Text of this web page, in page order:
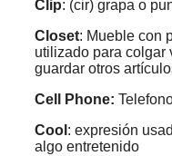
Clip: (cir) grapa o
Closet: Mueble con
utilizado para colgar
guardar otros
Cell Phone:
Cool : expresión
algo entretenido